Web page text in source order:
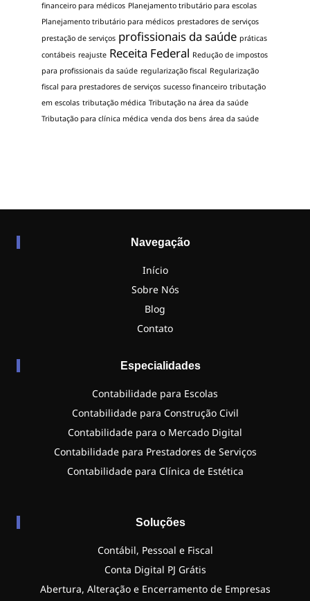
financeiro para médicos Planejamento tributário para escolas
Planejamento tributário para médicos prestadores de serviços
prestação de serviços profissionais da saúde práticas
contábeis reajuste Receita Federal Redução de impostos
para profissionais da saúde regularização fiscal Regularização
fiscal para prestadores de serviços sucesso financeiro tributação
em escolas tributação médica Tributação na área da saúde
Tributação para clínica médica venda dos bens área da saúde
Navegação
Início
Sobre Nós
Blog
Contato
Especialidades
Contabilidade para Escolas
Contabilidade para Construção Civil
Contabilidade para o Mercado Digital
Contabilidade para Prestadores de Serviços
Contabilidade para Clínica de Estética
Soluções
Contábil, Pessoal e Fiscal
Conta Digital PJ Grátis
Abertura, Alteração e Encerramento de Empresas